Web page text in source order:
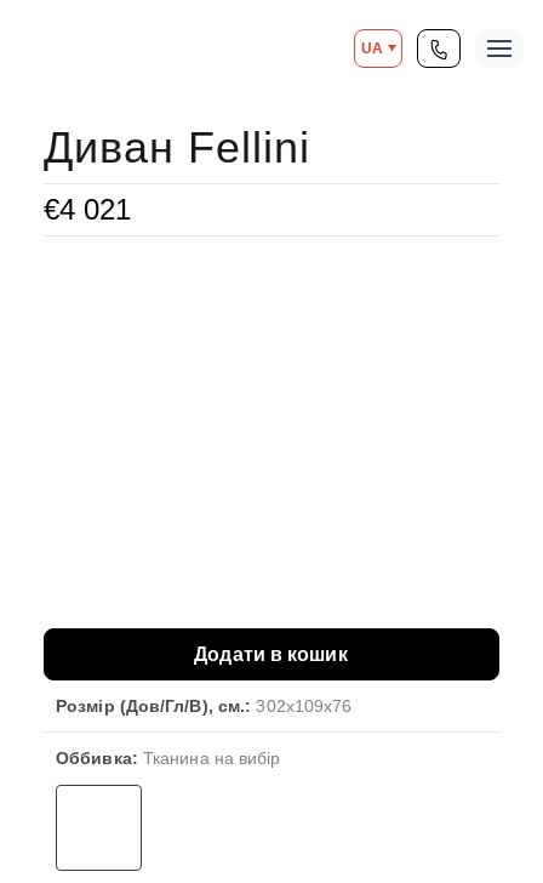
UA
Диван Fellini
€4 021
Розмір (Дов/Гл/В), см.: 302x109x76
Оббивка: Тканина на вибір
Додати в кошик